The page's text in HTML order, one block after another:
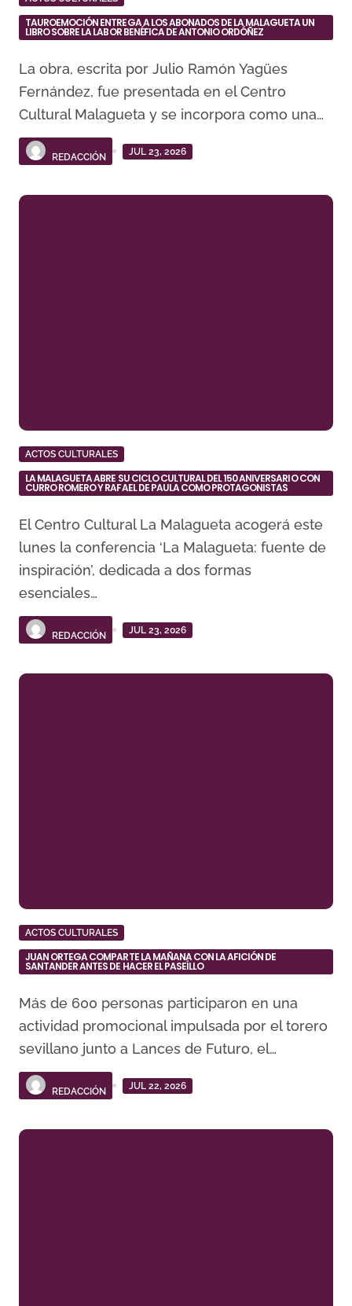
TAUROEMOCIÓN ENTREGA A LOS ABONADOS DE LA MALAGUETA UN
LIBRO SOBRE LA LABOR BENÉFICA DE ANTONIO ORDÓÑEZ
La obra, escrita por Julio Ramón Yagües
Fernández, fue presentada en el Centro
Cultural Malagueta y se incorpora como una…
REDACCIÓN
JUL 23, 2026
ACTOS CULTURALES
LA MALAGUETA ABRE SU CICLO CULTURAL DEL 150 ANIVERSARIO CON
CURRO ROMERO Y RAFAEL DE PAULA COMO PROTAGONISTAS
El Centro Cultural La Malagueta acogerá este
lunes la conferencia ‘La Malagueta: fuente de
inspiración’, dedicada a dos formas
esenciales…
REDACCIÓN
JUL 23, 2026
ACTOS CULTURALES
JUAN ORTEGA COMPARTE LA MAÑANA CON LA AFICIÓN DE
SANTANDER ANTES DE HACER EL PASEÍLLO
Más de 600 personas participaron en una
actividad promocional impulsada por el torero
sevillano junto a Lances de Futuro, el…
REDACCIÓN
JUL 22, 2026